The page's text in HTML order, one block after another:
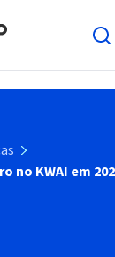
no KWAI em